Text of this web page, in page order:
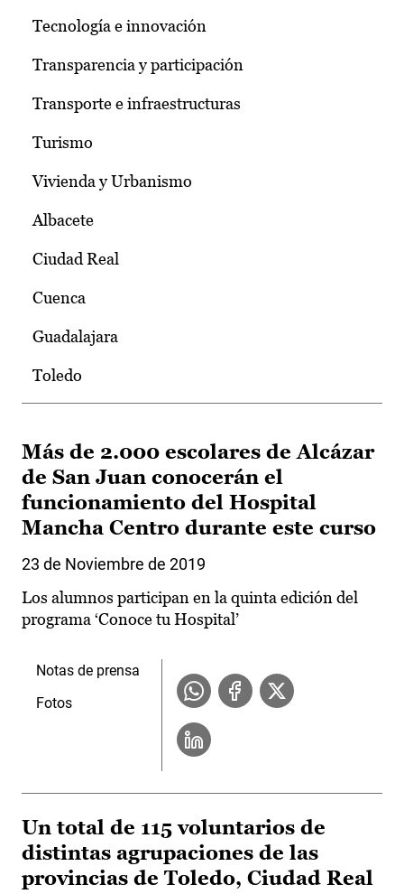
Tecnología e innovación
Transparencia y participación
Transporte e infraestructuras
Turismo
Vivienda y Urbanismo
Albacete
Ciudad Real
Cuenca
Guadalajara
Toledo
Más de 2.000 escolares de Alcázar
de San Juan conocerán el
funcionamiento del Hospital
Mancha Centro durante este curso
23 de Noviembre de 2019
Los alumnos participan en la quinta edición del
programa ‘Conoce tu Hospital’
Notas de prensa
Fotos
Un total de 115 voluntarios de
distintas agrupaciones de las
provincias de Toledo, Ciudad Real